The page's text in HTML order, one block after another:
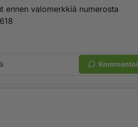
ennen valomerkkiä numerosta
Kommentoi